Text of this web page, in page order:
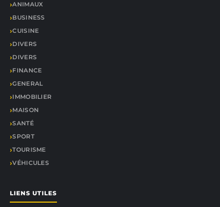
ANIMAUX
BUSINESS
CUISINE
DIVERS
DIVERS
FINANCE
GENERAL
IMMOBILIER
MAISON
SANTÉ
SPORT
TOURISME
VÉHICULES
LIENS UTILES